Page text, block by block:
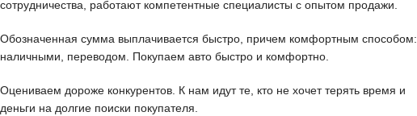
сотрудничества, работают компетентные специалисты с опытом продажи.
Обозначенная сумма выплачивается быстро, причем комфортным способом:
наличными, переводом. Покупаем авто быстро и комфортно.
Оцениваем дороже конкурентов. К нам идут те, кто не хочет терять время и
деньги на долгие поиски покупателя.